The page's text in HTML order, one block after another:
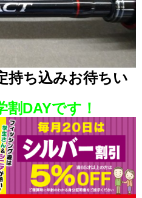
持ち込みお待ちい
割DAYです！